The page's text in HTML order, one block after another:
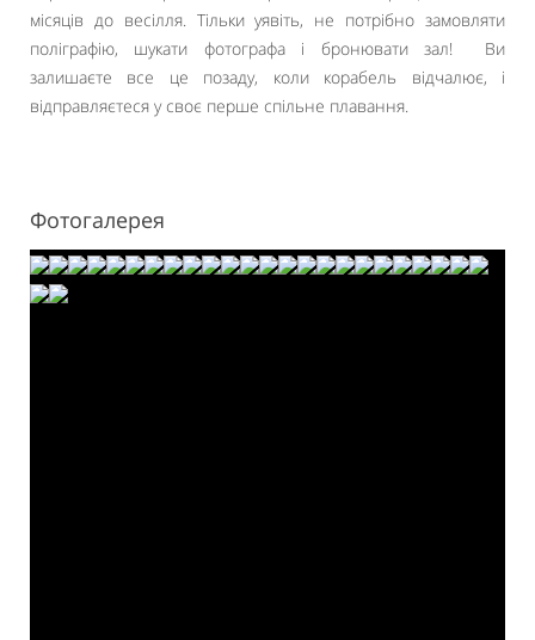
місяців до весілля. Тільки уявіть, не потрібно замовляти
поліграфію, шукати фотографа і бронювати зал! Ви
залишаєте все це позаду, коли корабель відчалює, і
відправляєтеся у своє перше спільне плавання.
Фотогалерея